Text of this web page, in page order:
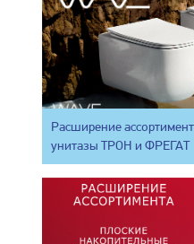
Расширение
унитазы ТРОН и ФРЕГАТ